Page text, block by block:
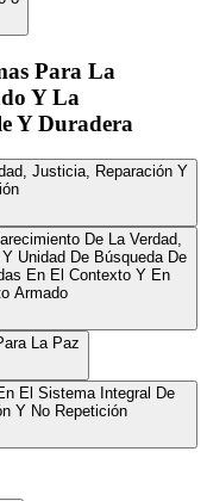
Para La
Y La
Y Duradera
Justicia, Reparación Y
De La Verdad,
Unidad De Búsqueda De
En El Contexto Y En
Armado
La Paz
El Sistema Integral De
Y No Repetición